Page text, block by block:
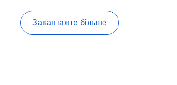
Завантажте більше